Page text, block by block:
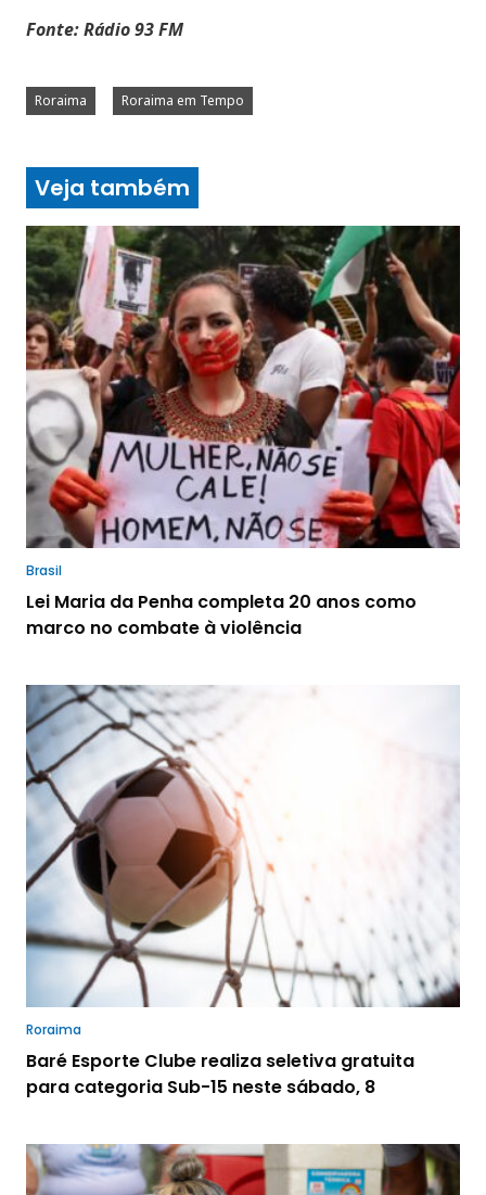
Fonte: Rádio 93 FM
Roraima Roraima em Tempo
Veja também
Brasil
Lei Maria da Penha completa 20 anos como
marco no combate à violência
Roraima
Baré Esporte Clube realiza seletiva gratuita
para categoria Sub-15 neste sábado, 8